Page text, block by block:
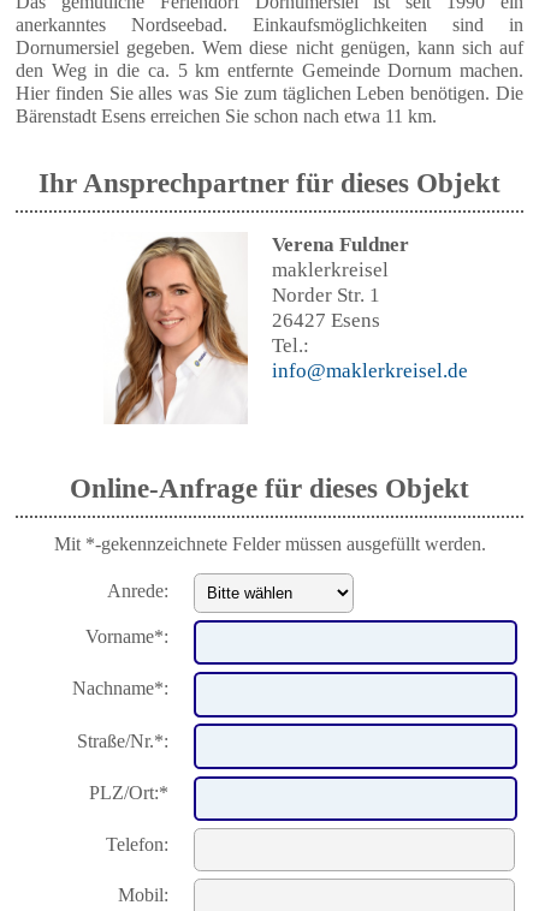
anerkanntes Nordseebad. Einkaufsmöglichkeiten sind in
Dornumersiel gegeben. Wem diese nicht genügen, kann sich auf
den Weg in die ca. 5 km entfernte Gemeinde Dornum machen.
Hier finden Sie alles was Sie zum täglichen Leben benötigen. Die
Bärenstadt Esens erreichen Sie schon nach etwa 11 km.
Ihr Ansprechpartner für dieses Objekt
Verena Fuldner
maklerkreisel
Norder Str. 1
26427 Esens
Tel.:
info@maklerkreisel.de
Online-Anfrage für dieses Objekt
Mit *-gekennzeichnete Felder müssen ausgefüllt werden.
Anrede:
Vorname*:
Nachname*:
Straße/Nr.*:
PLZ/Ort:*
Telefon:
Mobil: